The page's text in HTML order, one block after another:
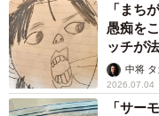
「まち
愚痴を
ッチが
中将 タ
2026.07.04
「サー